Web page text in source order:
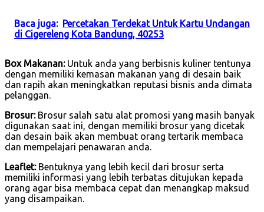
Baca juga: Percetakan Terdekat Untuk Kartu Undangan
di Cigereleng Kota Bandung, 40253
Box Makanan:Untuk anda yang berbisnis kuliner tentunya
dengan memiliki kemasan makanan yang di desain baik
dan rapih akan meningkatkan reputasi bisnis anda dimata
pelanggan.
Brosur:Brosur salah satu alat promosi yang masih banyak
digunakan saat ini, dengan memiliki brosur yang dicetak
dan desain baik akan membuat orang tertarik membaca
dan mempelajari penawaran anda.
Leaflet:Bentuknya yang lebih kecil dari brosur serta
memiliki informasi yang lebih terbatas ditujukan kepada
orang agar bisa membaca cepat dan menangkap maksud
yang disampaikan.